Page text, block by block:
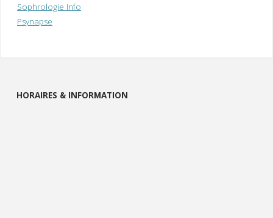
Sophrologie Info
Psynapse
HORAIRES & INFORMATION